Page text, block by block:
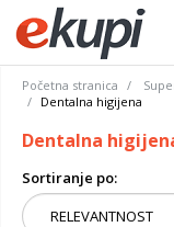
Početna stranica
Dentalna higijena
Dentalna
Sortiranje po: